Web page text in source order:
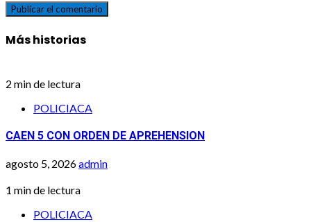
Más historias
2 min de lectura
POLICIACA
CAEN 5 CON ORDEN DE APREHENSION
agosto 5, 2026admin
1 min de lectura
POLICIACA